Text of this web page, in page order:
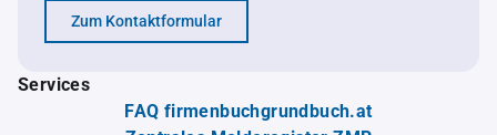
Zum Kontaktformular
Services
FAQ firmenbuchgrundbuch.at